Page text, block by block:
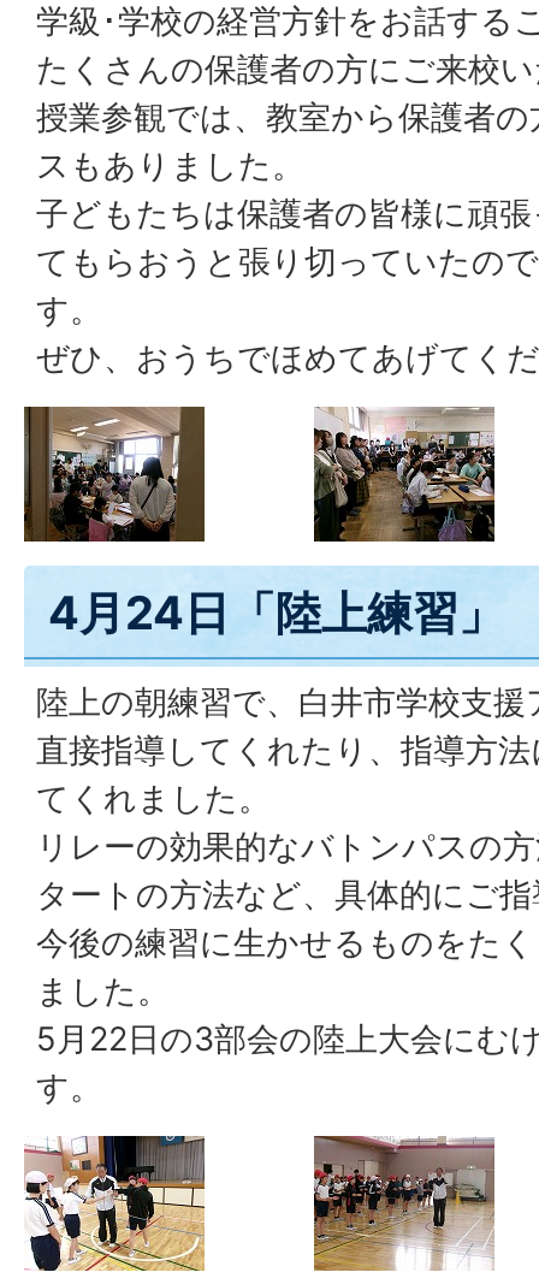
学級･学校の経営方針をお話する
たくさんの保護者の方にご来校
授業参観では、教室から保護者
スもありました。
子どもたちは保護者の皆様に頑
てもらおうと張り切っていたの
す。
ぜひ、おうちでほめてあげてく
4月24日「陸上練習」
陸上の朝練習で、白井市学校支
直接指導してくれたり、指導方
てくれました。
リレーの効果的なバトンパスの
タートの方法など、具体的にご
今後の練習に生かせるものをた
ました。
5月22日の3部会の陸上大会にむ
す。